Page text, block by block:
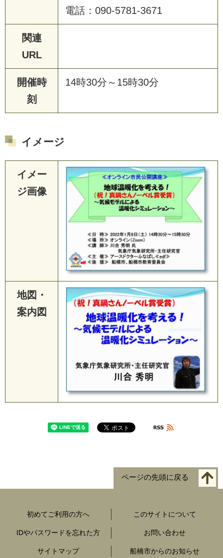
電話 ： 090-5781-3671
関連
URL
開催時
刻
14時30分 ～ 15時30分
イメージ
イメー
ジ画像
地図・
案内図
ページの先頭に戻る
初めてご利用の方へ このサイトについて
IDやパスワードを忘れた方 お問い合わせ
サイトマップ 船橋市からのお知らせ